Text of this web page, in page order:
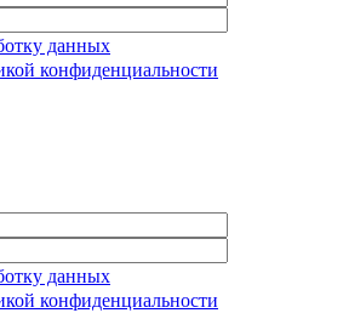
данных
конфиденциальности
данных
конфиденциальности